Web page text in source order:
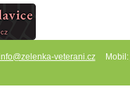
veterani.cz Mobil: